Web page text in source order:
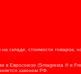
складе, стоимости
в Евросоюзе (Smagresta ® и
законом РФ.